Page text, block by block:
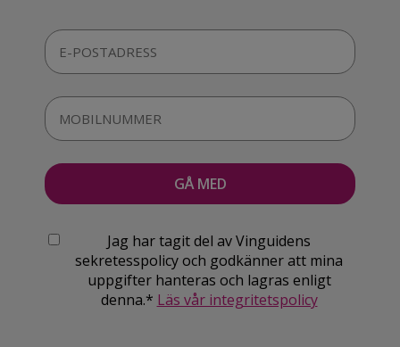
Jag har tagit del av Vinguidens
sekretesspolicy och godkänner att mina
uppgifter hanteras och lagras enligt
denna.* Läs vår integritetspolicy